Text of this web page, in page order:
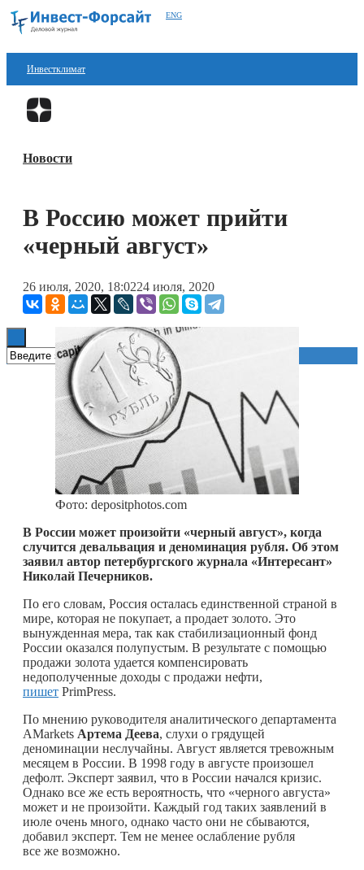
ENG
Инвестклимат
Финансы
Блокчейн
Книги
Новости
В Россию может прийти
«черный август»
26 июля, 2020, 18:0224 июля, 2020
Фото: depositphotos.com
В России может произойти «черный август», когда
случится девальвация и деноминация рубля. Об этом
заявил автор петербургского журнала «Интересант»
Николай Печерников.
По его словам, Россия осталась единственной страной в
мире, которая не покупает, а продает золото. Это
вынужденная мера, так как стабилизационный фонд
России оказался полупустым. В результате с помощью
продажи золота удается компенсировать
недополученные доходы с продажи нефти,
пишет PrimPress.
По мнению руководителя аналитического департамента
AMarkets Артема Деева, слухи о грядущей
деноминации неслучайны. Август является тревожным
месяцем в России. В 1998 году в августе произошел
дефолт. Эксперт заявил, что в России начался кризис.
Однако все же есть вероятность, что «черного августа»
может и не произойти. Каждый год таких заявлений в
июле очень много, однако часто они не сбываются,
добавил эксперт. Тем не менее ослабление рубля
все же возможно.